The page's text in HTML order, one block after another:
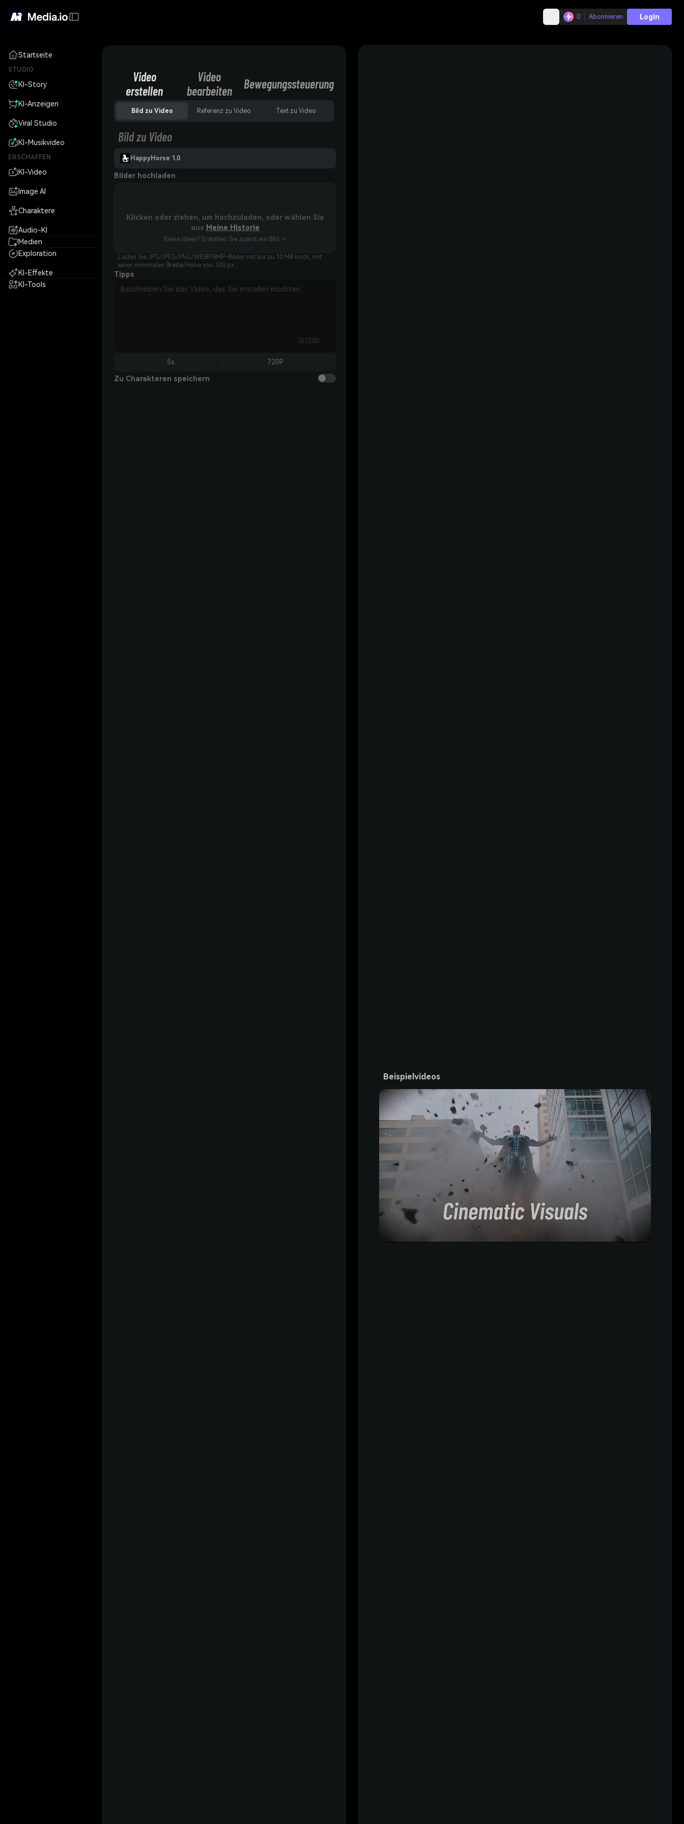
0 Abonnieren Login
Startseite
STUDIO
KI-Story
KI-Anzeigen
Viral Studio
KI-Musikvideo
ERSCHAFFEN
KI-Video
Image AI
Charaktere
Audio-KI
Medien
Exploration
KI-Effekte
KI-Tools
Video
erstellen
Video
bearbeiten
Bewegungssteuerung
Bild zu Video Referenz zu Video Text zu Video
Bild zu Video
HappyHorse 1.0
Bilder hochladen
Klicken oder ziehen, um hochzuladen, oder wählen Sie
aus Meine Historie
Keine Ideen? Erstellen Sie zuerst ein Bild. >
Laden Sie JPG/JPEG/PNG/WEBP/BMP-Bilder mit bis zu 10 MB hoch, mit
einer minimalen Breite/Höhe von 300 px.
Tipps
0/2500
5s 720P
Zu Charakteren speichern
Beispielvideos